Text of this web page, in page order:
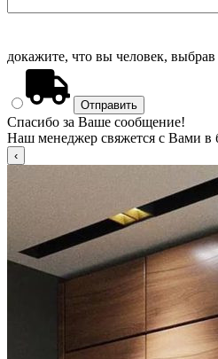
докажите, что вы человек, выбрав
Спасибо за Ваше сообщение!
Наш менеджер свяжется с Вами в